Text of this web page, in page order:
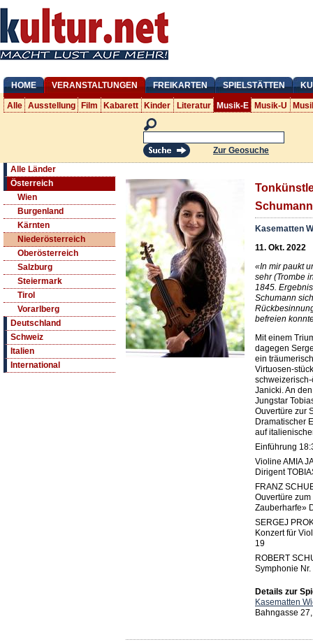
HOME VERANSTALTUNGEN FREIKARTEN SPIELSTÄTTEN
Alle Ausstellung Film Kabarett Kinder Literatur Musik-E Musik-U
Zur Geosuche
Alle Länder
Österreich
Wien
Burgenland
Kärnten
Niederösterreich
Oberösterreich
Salzburg
Steiermark
Tirol
Vorarlberg
Deutschland
Schweiz
Italien
International
Schumann
Kasematten
11. Okt. 2022
«In mir paukt
sehr (Trombe
1845.
Schumann
befreien
Mit einem
dagegen
ein
Virtuosen-
Janicki. An
Jungstar
Ouvertüre zur
Dramatischer
auf
Einführung
Violine AMIA
Dirigent
FRANZ
Ouvertüre
Zauberharfe»
SERGEJ
Konzert für
19
ROBERT
Symphonie
Details zur
Kasematten
Bahngasse